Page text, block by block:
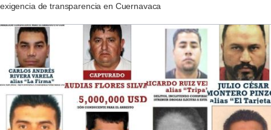
exigencia de transparencia en Cuernavaca